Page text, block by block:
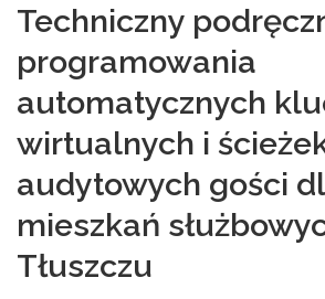
Techniczny
programowania
automatycznych
wirtualnych i
audytowych gości
mieszkań
Tłuszczu